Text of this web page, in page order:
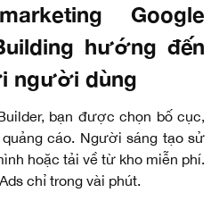
Google
hướng đến
người dùng
bạn được chọn bố cục,
cáo. Người sáng tạo sử
hoặc tải về từ kho miễn phí.
chỉ trong vài phút.